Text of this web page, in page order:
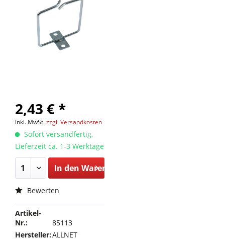
2,43 € *
inkl. MwSt.zzgl. Versandkosten
Sofort versandfertig,
Lieferzeit ca. 1-3 Werktage
In den Warenkorb
Bewerten
Artikel-
Nr.:
85113
Hersteller:ALLNET